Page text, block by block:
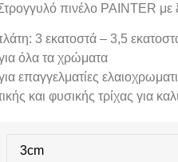
πινέλο PAINTER με
3 εκατοστά – 3,5
όλα τα χρώματα
επαγγελματίες
και φυσικής τρίχας για